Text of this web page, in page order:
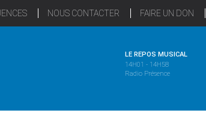
NOUS CONTACTER FAIRE UN DON
LE REPOS MUSICAL
14H01 - 14H58
Radio Présence